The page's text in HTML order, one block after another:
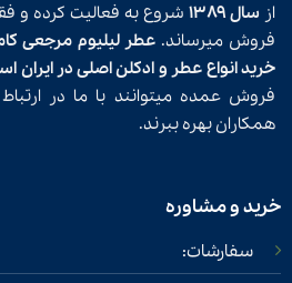
۱۳۸۹
شروع به فعالیت کرده و فقط
میرساند.عطر لیلیوم مرجعی کامل
انواع عطر و ادکلن اصلی در ایران است.
عمده میتوانند با ما در ارتباط
بهره ببرند.
و مشاوره
سفارشات: